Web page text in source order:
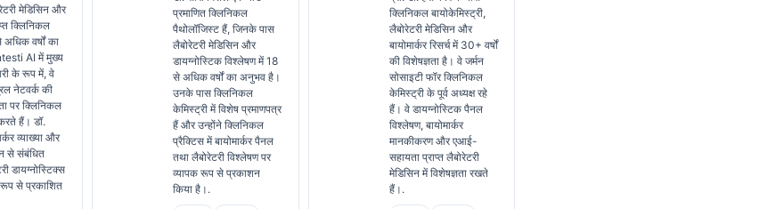
मेडिसिन और
क्लिनिकल
वर्षों का
AI में मुख्य
के रूप में, वे
नेटवर्क की
पर क्लिनिकल
करते हैं। डॉ.
व्याख्या और
से संबंधित
डायग्नोस्टिक्स
से प्रकाशित
प्रमाणित क्लिनिकल
पैथोलॉजिस्ट हैं, जिनके पास
लैबोरेटरी मेडिसिन और
डायग्नोस्टिक विश्लेषण में 18
से अधिक वर्षों का अनुभव है।
उनके पास क्लिनिकल
केमिस्ट्री में विशेष प्रमाणपत्र
हैं और उन्होंने क्लिनिकल
प्रैक्टिस में बायोमार्कर पैनल
तथा लैबोरेटरी विश्लेषण पर
व्यापक रूप से प्रकाशन
किया है।.
क्लिनिकल बायोकेमिस्ट्री,
लैबोरेटरी मेडिसिन और
बायोमार्कर रिसर्च में 30+ वर्षों
की विशेषज्ञता है। वे जर्मन
सोसाइटी फॉर क्लिनिकल
केमिस्ट्री के पूर्व अध्यक्ष रहे
हैं। वे डायग्नोस्टिक पैनल
विश्लेषण, बायोमार्कर
मानकीकरण और एआई-
सहायता प्राप्त लैबोरेटरी
मेडिसिन में विशेषज्ञता रखते
हैं।.